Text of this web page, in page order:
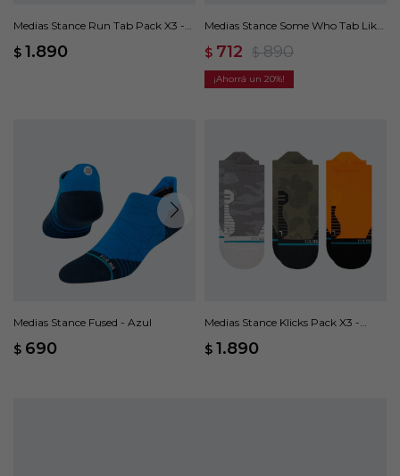
Medias Stance Run Tab Pack X3 -
$ 1.890
Medias Stance Some Who Tab Like
$ 712 $ 890
20
Medias Stance Fused - Azul
$ 690
Medias Stance Klicks Pack X3 -
$ 1.890